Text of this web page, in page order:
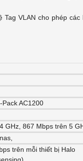
Tag VLAN cho phép
AC1200
GHz, 867 Mbps trên 5
trên mỗi thiết bị Halo